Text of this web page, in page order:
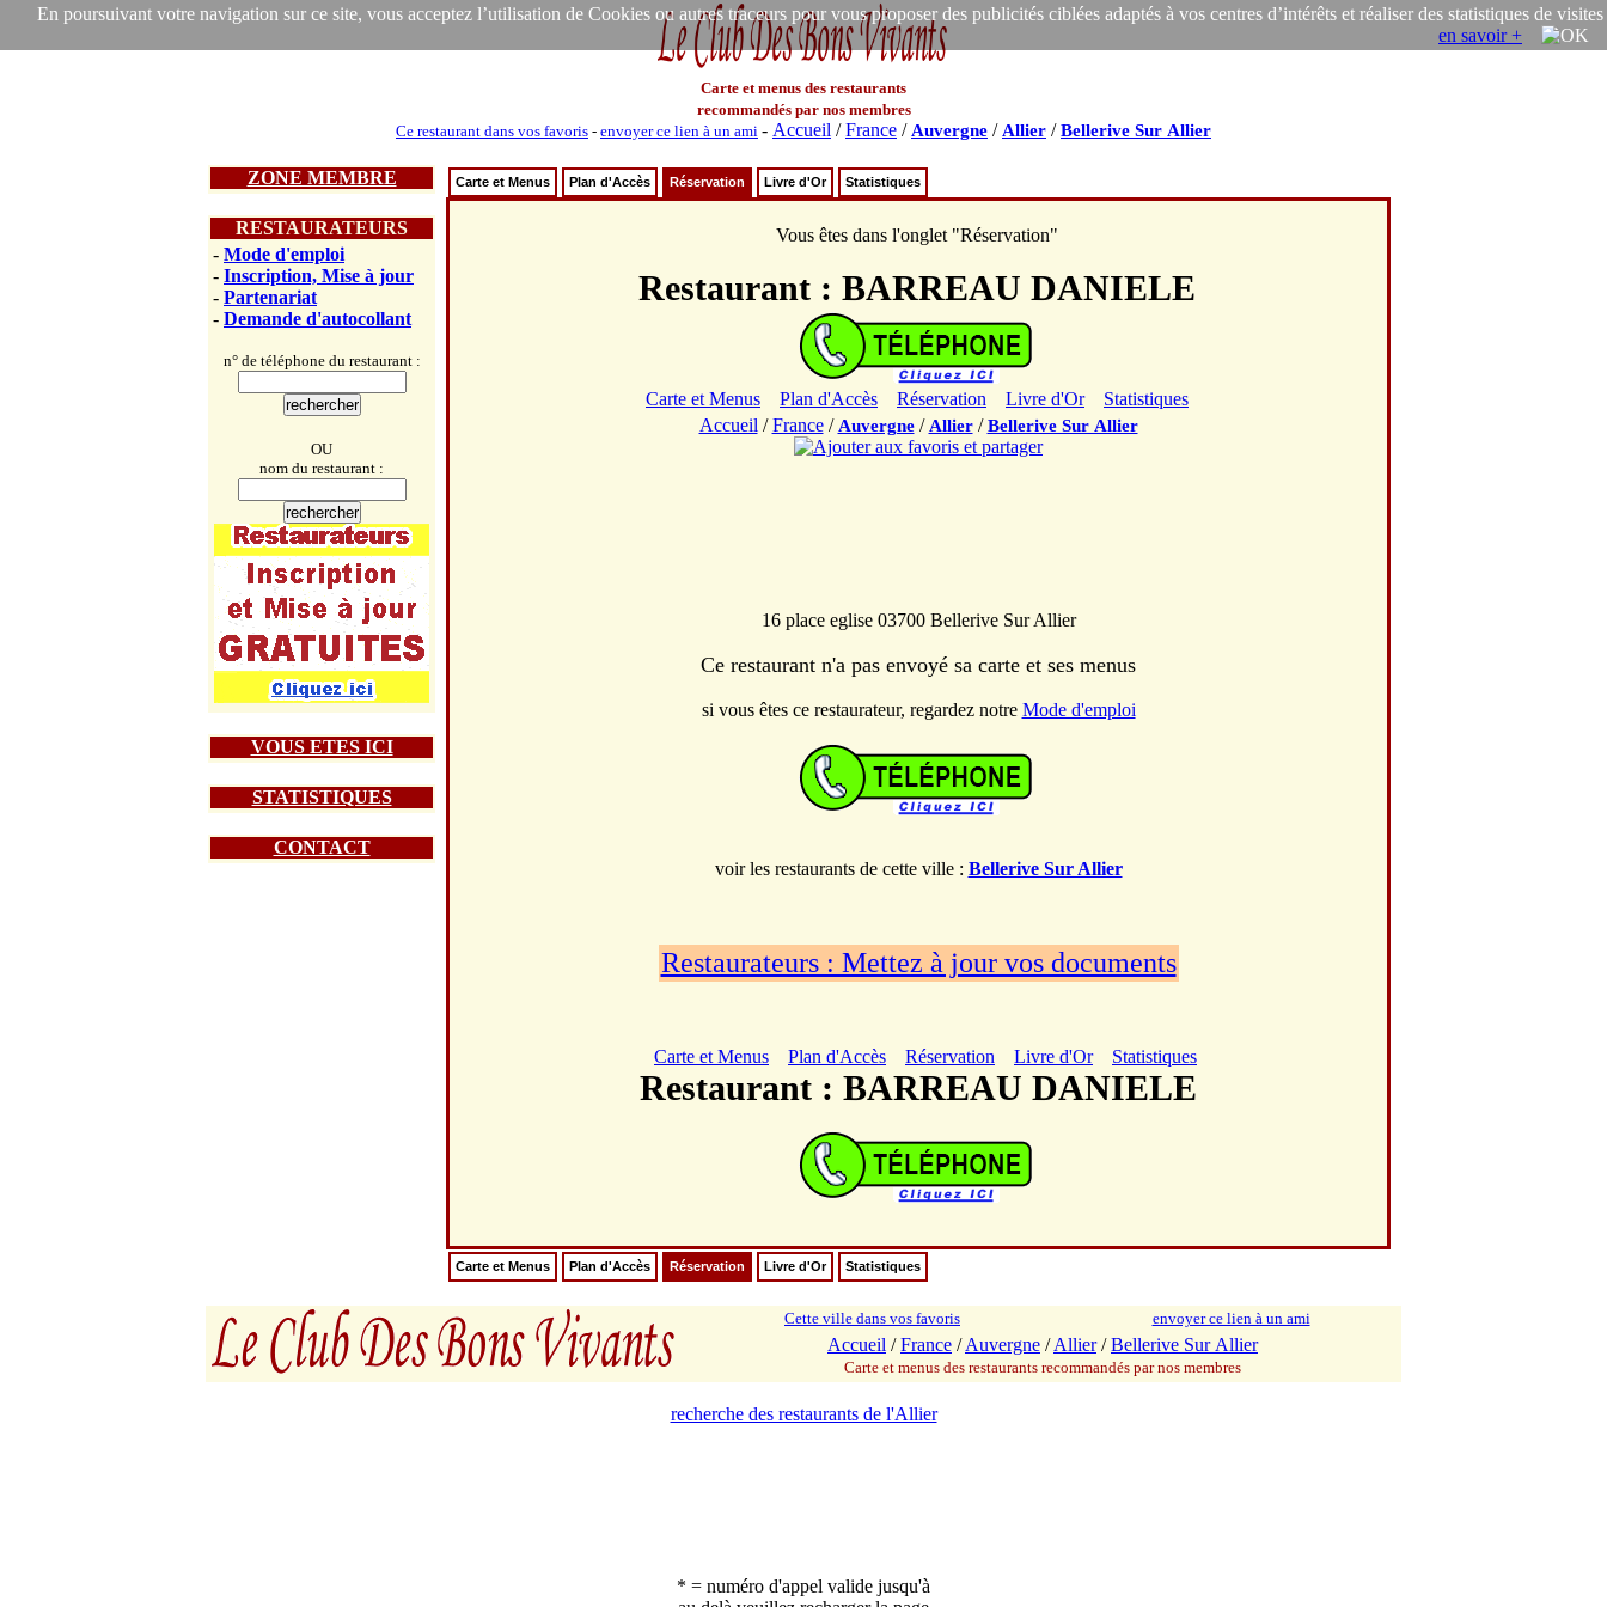
En poursuivant votre navigation sur ce site, vous acceptez l’utilisation de Cookies ou autres traceurs pour vous proposer des publicités ciblées adaptés à vos centres d’intérêts et réaliser des statistiques de visites
en savoir +
Carte et menus des restaurants
recommandés par nos membres
Ce restaurant dans vos favoris - envoyer ce lien à un ami - Accueil /France / Auvergne / Allier /Bellerive Sur Allier
ZONE MEMBRE
RESTAURATEURS
- Mode d'emploi
- Inscription, Mise à jour
- Partenariat
- Demande d'autocollant
n° de téléphone du restaurant :
OU
nom du restaurant :
VOUS ETES ICI
STATISTIQUES
CONTACT
Carte et Menus Plan d'Accès Réservation Livre d'Or Statistiques
Vous êtes dans l'onglet "Réservation"
Restaurant : BARREAU DANIELE
Carte et Menus Plan d'Accès Réservation Livre d'Or
Statistiques
Accueil /France/ Auvergne/ Allier/Bellerive Sur Allier
16 place eglise 03700 Bellerive Sur Allier
Ce restaurant n'a pas envoyé sa carte et ses menus
si vous êtes ce restaurateur, regardez notre Mode d'emploi
voir les restaurants de cette ville : Bellerive Sur Allier
Restaurateurs : Mettez à jour vos documents
Carte et Menus Plan d'Accès Réservation Livre d'Or Statistiques
Restaurant : BARREAU DANIELE
Carte et Menus Plan d'Accès Réservation Livre d'Or Statistiques
Cette ville dans vos favoris envoyer ce lien à un ami
Accueil /France /Auvergne /Allier/Bellerive Sur Allier
Carte et menus des restaurants recommandés par nos membres
recherche des restaurants de l'Allier
* = numéro d'appel valide jusqu'à